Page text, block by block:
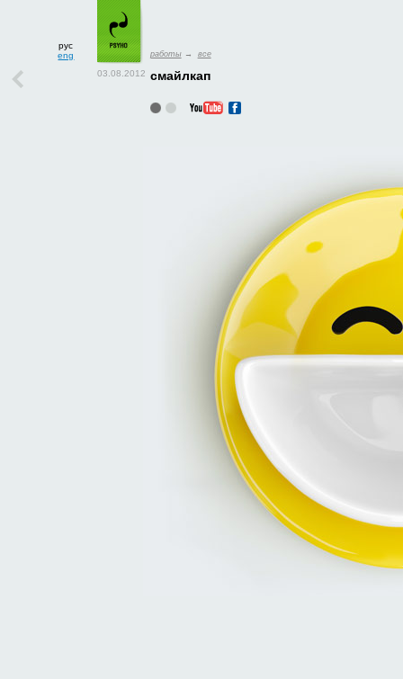
рус
eng
смайлкап
работы→ все